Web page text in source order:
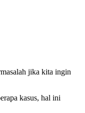
jika kita ingin
kasus, hal ini